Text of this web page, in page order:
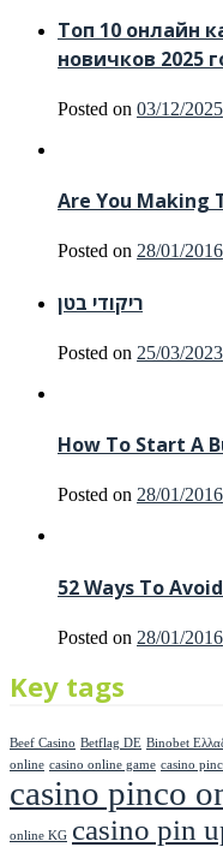
Топ 10 онлайн
новичков 2025
Posted on 03/12/2025
Are You Making
Posted on 28/01/2016
ריקודי בטן
Posted on 25/03/2023
How To Start A
Posted on 28/01/2016
52 Ways To
Posted on 28/01/2016
Key tags
Beef Casino Betflag DE Binobet
online casino online game casino
casino pinco
online KG casino pin